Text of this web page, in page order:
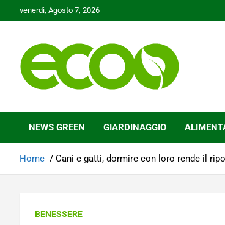
to
venerdì, Agosto 7, 2026
Ecoo.it
NEWS GREEN GIARDINAGGIO
Home Cani e gatti, dormire con loro rende il
BENESSERE